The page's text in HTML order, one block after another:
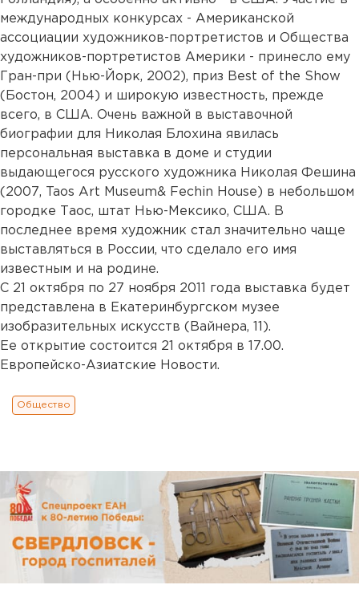
международных конкурсах - Американской
ассоциации художников-портретистов и Общества
художников-портретистов Америки - принесло ему
Гран-при (Нью-Йорк, 2002), приз Best of the Show
(Бостон, 2004) и широкую известность, прежде
всего, в США. Очень важной в выставочной
биографии для Николая Блохина явилась
персональная выставка в доме и студии
выдающегося русского художника Николая Фешина
(2007, Taos Art Museum& Fechin House) в небольшом
городке Таос, штат Нью-Мексико, США. В
последнее время художник стал значительно чаще
выставляться в России, что сделало его имя
известным и на родине.
С 21 октября по 27 ноября 2011 года выставка будет
представлена в Екатеринбургском музее
изобразительных искусств (Вайнера, 11).
Ее открытие состоится 21 октября в 17.00.
Европейско-Азиатские Новости.
Общество